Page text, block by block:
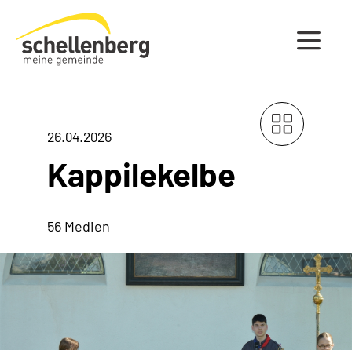
Gemeinde Schellenberg Startseite
26.04.2026
Kappilekelbe
56 Medien